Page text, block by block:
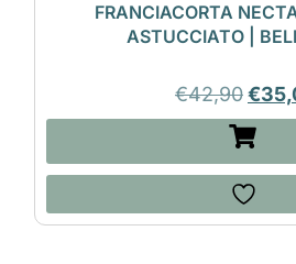
FRANCIACORTA
ASTUCCIATO |
€42,90€